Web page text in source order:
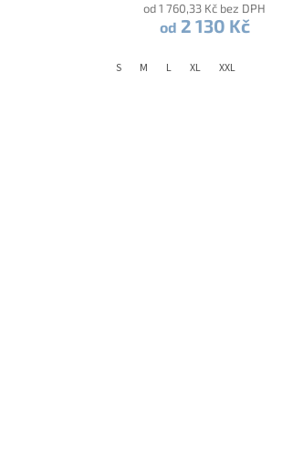
od 1 760,33 Kč bez DPH
od 2 130 Kč
S M L XL XXL